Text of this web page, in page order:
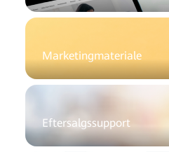
Marketingmateriale
Eftersalgssupport